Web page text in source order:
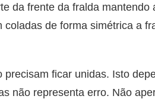
da frente da fralda mantendo
de forma simétrica a
precisam ficar unidas. Isto
não representa erro. Não